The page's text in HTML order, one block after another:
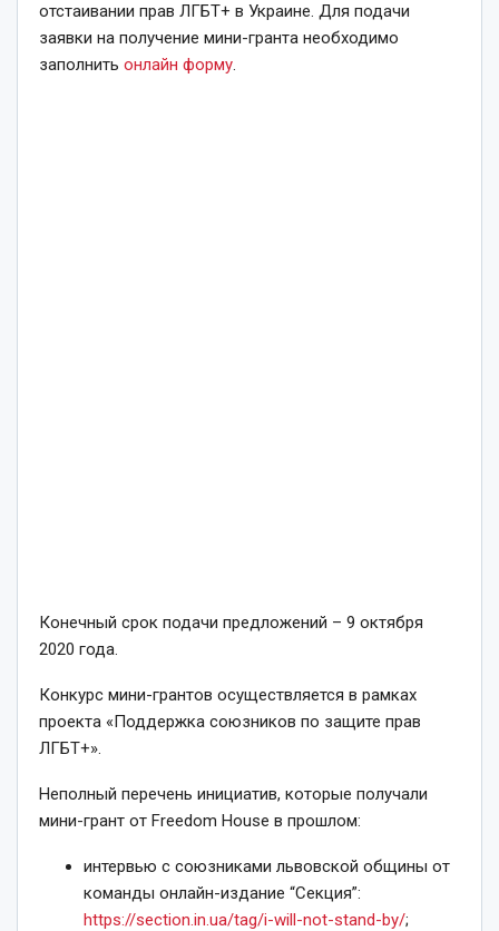
отстаивании прав ЛГБТ+ в Украине. Для подачи
заявки на получение мини-гранта необходимо
заполнить онлайн форму.
Конечный срок подачи предложений – 9 октября
2020 года.
Конкурс мини-грантов осуществляется в рамках
проекта «Поддержка союзников по защите прав
ЛГБТ+».
Неполный перечень инициатив, которые получали
мини-грант от Freedom House в прошлом:
интервью с союзниками львовской общины от
команды онлайн-издание “Секция”:
https://section.in.ua/tag/i-will-not-stand-by/;